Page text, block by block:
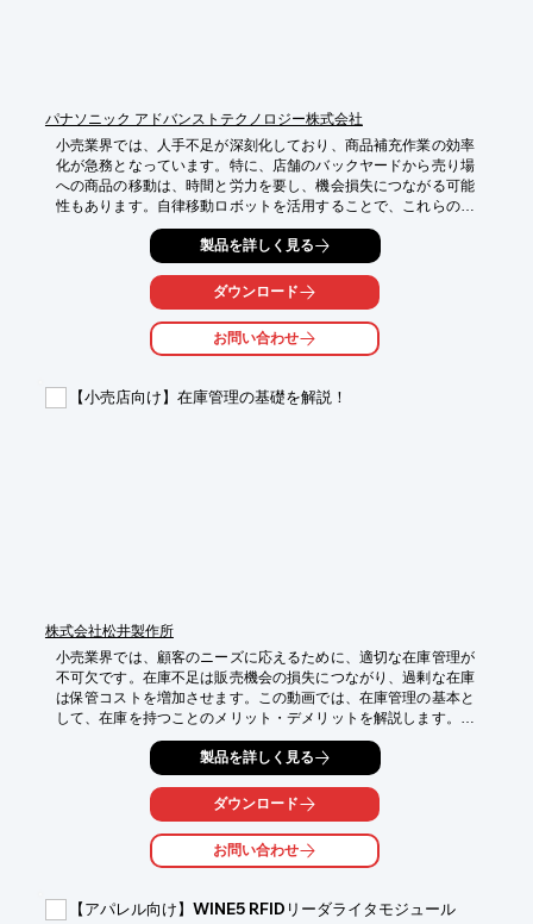
パナソニック アドバンストテクノロジー株式会社
小売業界では、人手不足が深刻化しており、商品補充作業の効率
化が急務となっています。特に、店舗のバックヤードから売り場
への商品の移動は、時間と労力を要し、機会損失につながる可能
性もあります。自律移動ロボットを活用することで、これらの課
題を解決し、店舗運営の効率化を図ることができます。
【活用シーン】
*   店舗内での商品補充
*   バックヤードから売り場への商品搬送
*   在庫管理と連携した自動補充
*   作業時間の短縮
製品を詳しく見る
ダウンロード
お問い合わせ
【小売店向け】在庫管理の基礎を解説！
株式会社松井製作所
小売業界では、顧客のニーズに応えるために、適切な在庫管理が
不可欠です。在庫不足は販売機会の損失につながり、過剰な在庫
は保管コストを増加させます。この動画では、在庫管理の基本と
して、在庫を持つことのメリット・デメリットを解説します。適
切な在庫管理は、販売機会の最大化とコスト削減に貢献します。
【活用シーン】
*   商品の品切れによる販売機会損失を防ぎたい
*   在庫の過剰・不足を改善したい
*   在庫管理の基礎知識を学びたい
*   在庫コストの削減
製品を詳しく見る
ダウンロード
お問い合わせ
【アパレル向け】WINE5 RFIDリーダライタモジュール